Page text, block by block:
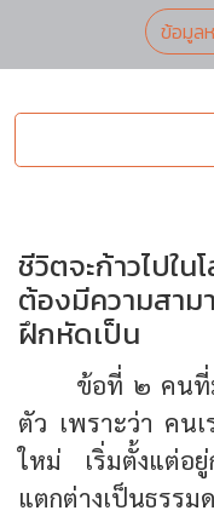
ข้อมูล
ชีวิตจะก้าวไปใน
ต้องมีความสา
ฝึกหัดเป็น
ข้อที่ ๒ คนที่
ตัว เพราะว่า คน
ใหม่ เริ่มตั้งแต่อ
แตกต่างเป็นธรรม